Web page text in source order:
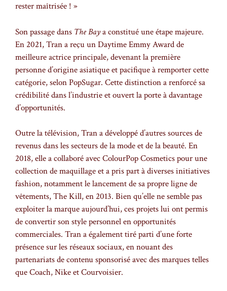
rester maîtrisée ! »
Son passage dans The Baya constitué une étape majeure.
En 2021, Tran a reçu un Daytime Emmy Award de
meilleure actrice principale, devenant la première
personne d’origine asiatique et pacifique à remporter cette
catégorie, selon PopSugar. Cette distinction a renforcé sa
crédibilité dans l’industrie et ouvert la porte à davantage
d’opportunités.
Outre la télévision, Tran a développé d’autres sources de
revenus dans les secteurs de la mode et de la beauté. En
2018, elle a collaboré avec ColourPop Cosmetics pour une
collection de maquillage et a pris part à diverses initiatives
fashion, notamment le lancement de sa propre ligne de
vêtements, The Kill, en 2013. Bien qu’elle ne semble pas
exploiter la marque aujourd’hui, ces projets lui ont permis
de convertir son style personnel en opportunités
commerciales. Tran a également tiré parti d’une forte
présence sur les réseaux sociaux, en nouant des
partenariats de contenu sponsorisé avec des marques telles
que Coach, Nike et Courvoisier.